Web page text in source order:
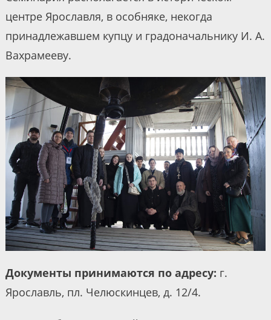
центре Ярославля, в особняке, некогда
принадлежавшем купцу и градоначальнику И. А.
Вахрамееву.
Документы принимаются по адресу: г.
Ярославль, пл. Челюскинцев, д. 12/4.